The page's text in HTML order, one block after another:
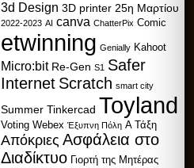
3d Design 3D printer 25η Μαρτίου
2022-2023 AI canva ChatterPix Comic
etwinning Genially Kahoot
Micro:bit Re-Gen S1 Safer
Internet Scratch smart city
Summer Tinkercad Toyland
Voting Webex Έξυπνη Πόλη Α Τάξη
Απόκριες Ασφάλεια στο
Διαδίκτυο Γιορτή της Μητέρας